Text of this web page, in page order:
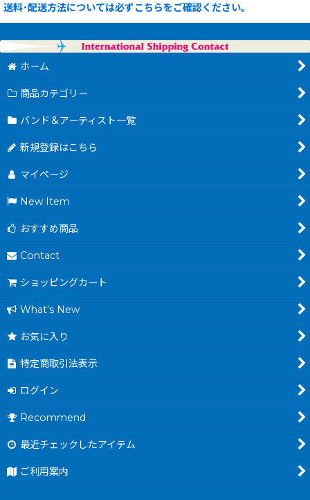
送料･配送方法については必ずこちらをご確認ください。
ホーム
商品カテゴリー
バンド＆アーティスト一覧
新規登録はこちら
マイページ
New Item
おすすめ商品
Contact
ショッピングカート
What's New
お気に入り
特定商取引法表示
ログイン
Recommend
最近チェックしたアイテム
ご利用案内